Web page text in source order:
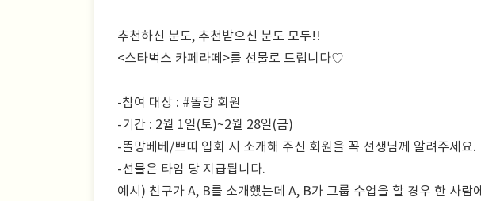
추천하신 분도, 추천받으신 분도 모두!!
<스타벅스 카페라떼>를 선물로 드립니다♡
-참여 대상 : #똘망 회원
-기간 : 2월 1일(토)~2월 28일(금)
-똘망베베/쁘띠 입회 시 소개해 주신 회원을 꼭 선생님께 알려주세요.
-선물은 타임 당 지급됩니다.
예시) 친구가 A, B를 소개했는데 A, B가 그룹 수업을 할 경우 한 사람에